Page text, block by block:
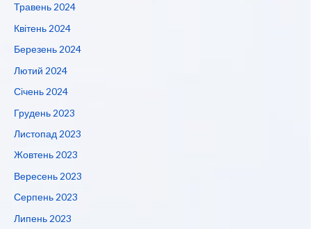
Травень 2024
Квітень 2024
Березень 2024
Лютий 2024
Січень 2024
Грудень 2023
Листопад 2023
Жовтень 2023
Вересень 2023
Серпень 2023
Липень 2023